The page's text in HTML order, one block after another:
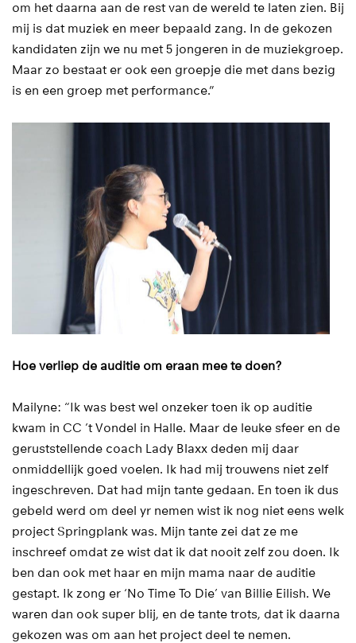
om het daarna aan de rest van de wereld te laten zien. Bij
mij is dat muziek en meer bepaald zang. In de gekozen
kandidaten zijn we nu met 5 jongeren in de muziekgroep.
Maar zo bestaat er ook een groepje die met dans bezig
is en een groep met performance.”
Hoe verliep de auditie om eraan mee te doen?
Mailyne: “Ik was best wel onzeker toen ik op auditie
kwam in CC ’t Vondel in Halle. Maar de leuke sfeer en de
geruststellende coach Lady Blaxx deden mij daar
onmiddellijk goed voelen. Ik had mij trouwens niet zelf
ingeschreven. Dat had mijn tante gedaan. En toen ik dus
gebeld werd om deel yr nemen wist ik nog niet eens welk
project Springplank was. Mijn tante zei dat ze me
inschreef omdat ze wist dat ik dat nooit zelf zou doen. Ik
ben dan ook met haar en mijn mama naar de auditie
gestapt. Ik zong er ‘No Time To Die’ van Billie Eilish. We
waren dan ook super blij, en de tante trots, dat ik daarna
gekozen was om aan het project deel te nemen.